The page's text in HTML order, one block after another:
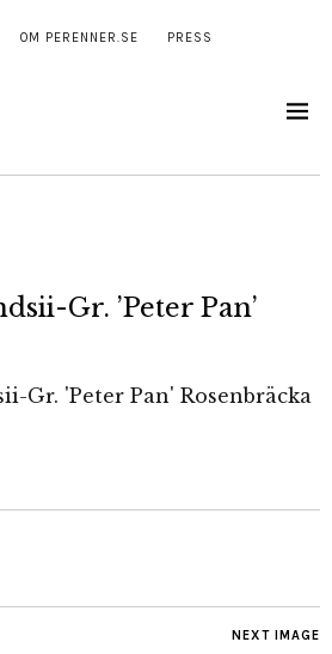
OM PERENNER.SE PRESS
Gr. ’Peter Pan’
NEXT IMAGE